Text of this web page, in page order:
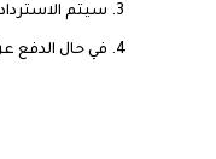
سيتم الاسترداد في مدة أقصاها 30 يوم عمل
في حال الدفع